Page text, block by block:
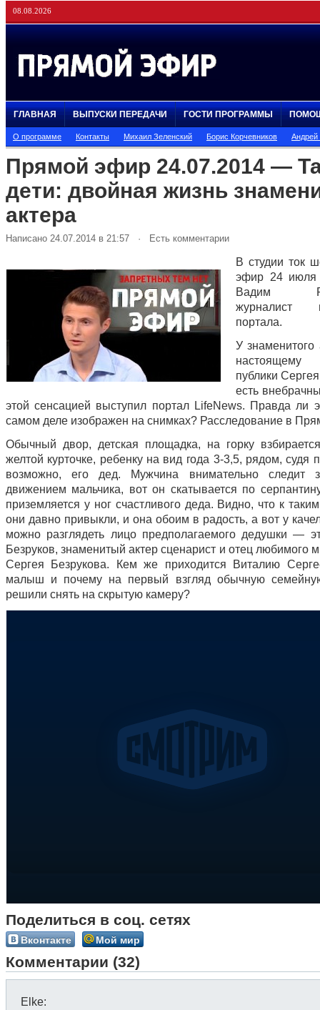
08.08.2026
ГЛАВНАЯ ВЫПУСКИ ПЕРЕДАЧИ ГОСТИ ПРОГРАММЫ
О программе Контакты Михаил Зеленский Борис Корчевников
Прямой эфир 24.07.2014 —
дети: двойная жизнь
актера
Написано 24.07.2014 в 21:57 · Есть комментарии
В студии ток
эфир 24 июля
Вадим
журналист
портала.
У знаменитого
публики
есть
этой сенсацией выступил портал LifeNews. Правда ли
самом деле изображен на снимках? Расследование в
Обычный двор, детская площадка, на горку
желтой курточке, ребенку на вид года 3-3,5, рядом, судя
возможно, его дед. Мужчина внимательно следит
движением мальчика, вот он скатывается по
приземляется у ног счастливого деда. Видно, что к
они давно привыкли, и она обоим в радость, а вот у
можно разглядеть лицо предполагаемого дедушки —
Безруков, знаменитый актер сценарист и отец любимого
Сергея Безрукова. Кем же приходится Виталию
малыш и почему на первый взгляд обычную
решили снять на скрытую камеру?
Поделиться в соц. сетях
Вконтакте Мой мир
Комментарии (32)
Elke: